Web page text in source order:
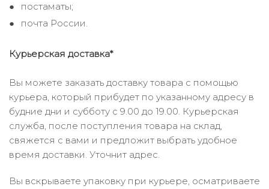
постаматы;
почта России.
Курьерская доставка*
Вы можете заказать доставку товара с помощью
курьера, который прибудет по указанному адресу в
будние дни и субботу с 9.00 до 19.00. Курьерская
служба, после поступления товара на склад,
свяжется с вами и предложит выбрать удобное
время доставки. Уточнит адрес.
Вы вскрываете упаковку при курьере, осматриваете